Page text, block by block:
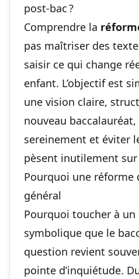
post‑bac ?
Comprendre la
pas maîtriser des
saisir ce qui change
enfant. L’objectif est
une vision claire,
nouveau
sereinement et éviter
pèsent inutilement
Pourquoi une réforme
général
Pourquoi toucher à un
symbolique que le
question revient
pointe d’inquiétude.